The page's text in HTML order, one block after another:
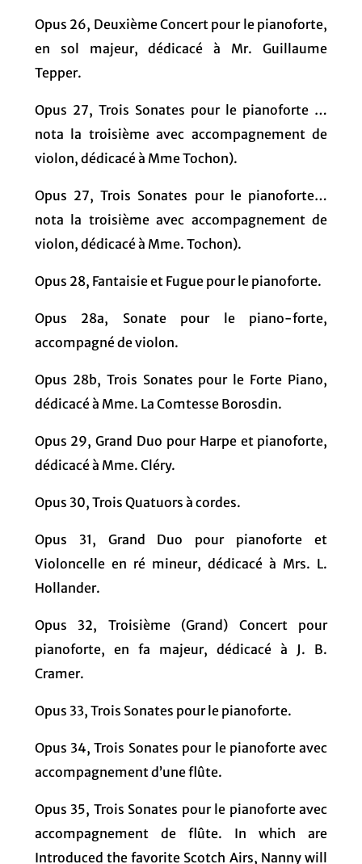
Opus 26, Deuxième Concert pour le pianoforte,
en sol majeur, dédicacé à Mr. Guillaume
Tepper.
Opus 27, Trois Sonates pour le pianoforte …
nota la troisième avec accompagnement de
violon, dédicacé à Mme Tochon).
Opus 27, Trois Sonates pour le pianoforte…
nota la troisième avec accompagnement de
violon, dédicacé à Mme. Tochon).
Opus 28, Fantaisie et Fugue pour le pianoforte.
Opus 28a, Sonate pour le piano-forte,
accompagné de violon.
Opus 28b, Trois Sonates pour le Forte Piano,
dédicacé à Mme. La Comtesse Borosdin.
Opus 29, Grand Duo pour Harpe et pianoforte,
dédicacé à Mme. Cléry.
Opus 30, Trois Quatuors à cordes.
Opus 31, Grand Duo pour pianoforte et
Violoncelle en ré mineur, dédicacé à Mrs. L.
Hollander.
Opus 32, Troisième (Grand) Concert pour
pianoforte, en fa majeur, dédicacé à J. B.
Cramer.
Opus 33, Trois Sonates pour le pianoforte.
Opus 34, Trois Sonates pour le pianoforte avec
accompagnement d’une flûte.
Opus 35, Trois Sonates pour le pianoforte avec
accompagnement de flûte. In which are
Introduced the favorite Scotch Airs, Nanny will